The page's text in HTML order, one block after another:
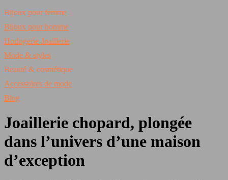
Bijoux pour femme
Bijoux pour homme
Horlogerie-Joaillerie
Mode & styles
Beauté & cosmétique
Accessoires de mode
Blog
Joaillerie chopard, plongée
dans l’univers d’une maison
d’exception